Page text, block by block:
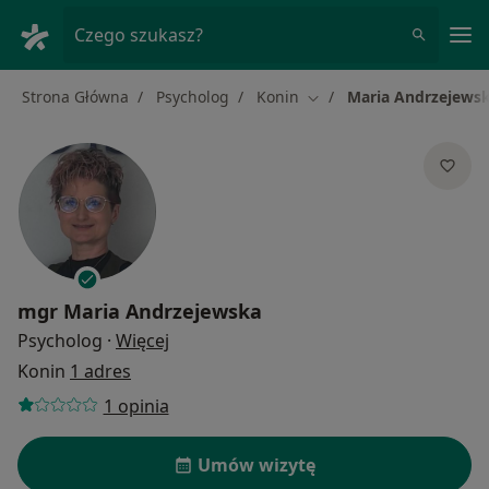
Czego szukasz?
Strona Główna Psycholog Konin Zmień miasto
Maria
mgr Maria Andrzejewska
Psycholog · Więcej
Konin 1 adres
1 opinia
Umów wizytę